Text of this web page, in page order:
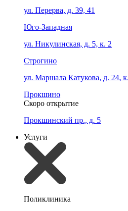
ул. Перерва, д. 39, 41
Юго-Западная
ул. Никулинская, д. 5, к. 2
Строгино
ул. Маршала Катукова, д. 24,
Прокшино
Скоро открытие
Прокшинский пр., д. 5
Услуги
Поликлиника